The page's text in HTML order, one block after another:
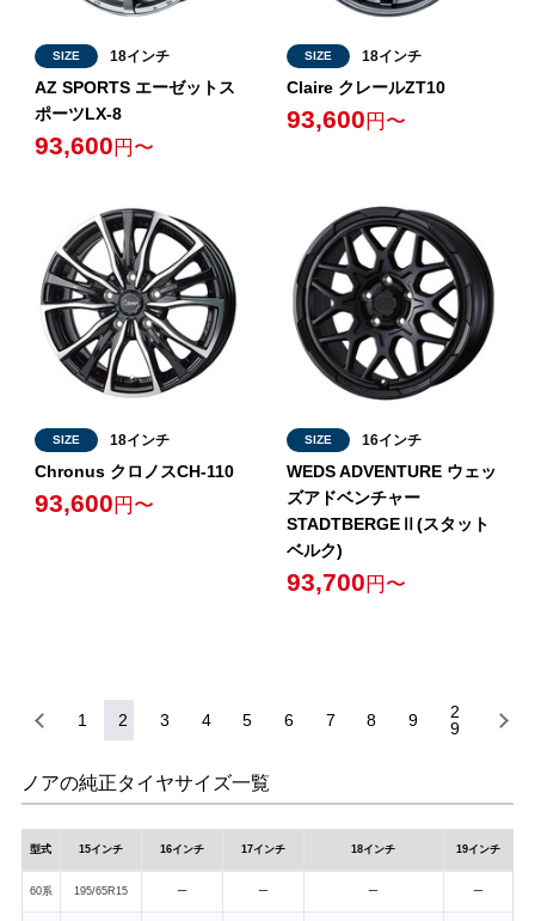
SIZE 18インチ
AZ SPORTS エーゼットス
ポーツLX-8
93,600 円〜
SIZE 18インチ
Claire クレールZT10
93,600 円〜
SIZE 18インチ
Chronus クロノスCH-110
93,600 円〜
SIZE 16インチ
WEDS ADVENTURE ウェッ
ズアドベンチャー
STADTBERGEⅡ(スタット
ベルク)
93,700 円〜
1 2 3 4 5 6 7 8 9
2
9
ノアの純正タイヤサイズ一覧
型式 15インチ 16インチ 17インチ 18インチ 19インチ
60系 195/65R15 ー ー ー ー